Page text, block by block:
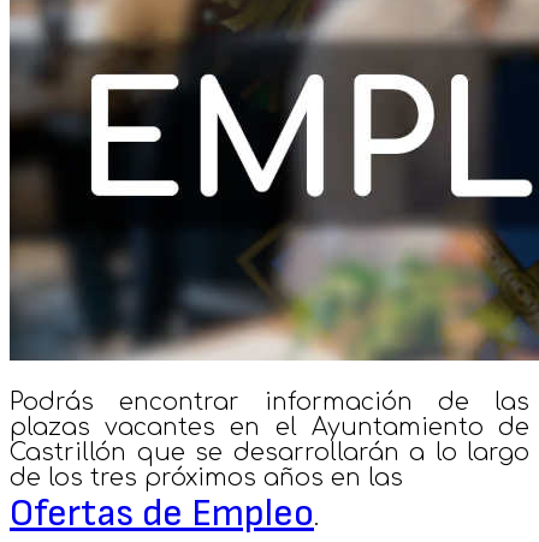
Podrás encontrar información de las
plazas vacantes en el Ayuntamiento de
Castrillón que se desarrollarán a lo largo
de los tres próximos años en las
Ofertas de Empleo.